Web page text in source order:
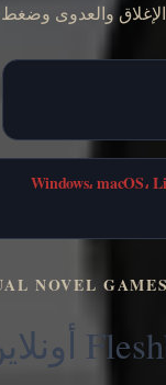
والعدوى وضغط
NOVEL GAMES